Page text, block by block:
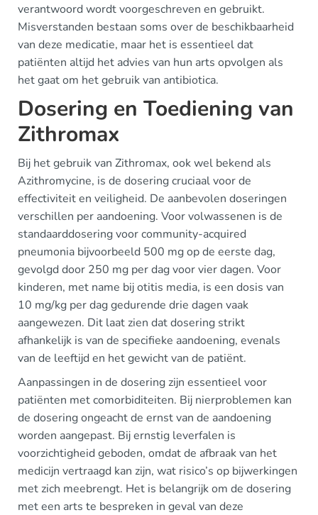
verantwoord wordt voorgeschreven en gebruikt.
Misverstanden bestaan soms over de beschikbaarheid
van deze medicatie, maar het is essentieel dat
patiënten altijd het advies van hun arts opvolgen als
het gaat om het gebruik van antibiotica.
Dosering en Toediening van
Zithromax
Bij het gebruik van Zithromax, ook wel bekend als
Azithromycine, is de dosering cruciaal voor de
effectiviteit en veiligheid. De aanbevolen doseringen
verschillen per aandoening. Voor volwassenen is de
standaarddosering voor community-acquired
pneumonia bijvoorbeeld 500 mg op de eerste dag,
gevolgd door 250 mg per dag voor vier dagen. Voor
kinderen, met name bij otitis media, is een dosis van
10 mg/kg per dag gedurende drie dagen vaak
aangewezen. Dit laat zien dat dosering strikt
afhankelijk is van de specifieke aandoening, evenals
van de leeftijd en het gewicht van de patiënt.
Aanpassingen in de dosering zijn essentieel voor
patiënten met comorbiditeiten. Bij nierproblemen kan
de dosering ongeacht de ernst van de aandoening
worden aangepast. Bij ernstig leverfalen is
voorzichtigheid geboden, omdat de afbraak van het
medicijn vertraagd kan zijn, wat risico’s op bijwerkingen
met zich meebrengt. Het is belangrijk om de dosering
met een arts te bespreken in geval van deze